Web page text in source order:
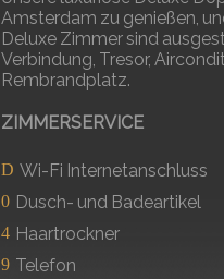
Amsterdam zu genießen,
Deluxe Zimmer sind
Verbindung, Tresor,
Rembrandplatz.
ZIMMERSERVICE
Wi-Fi Internetanschluss
Dusch- und Badeartikel
Haartrockner
Telefon